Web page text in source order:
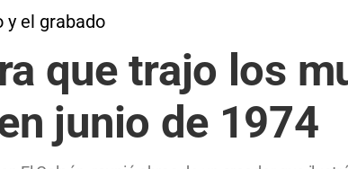
y el grabado
que trajo los
junio de 1974